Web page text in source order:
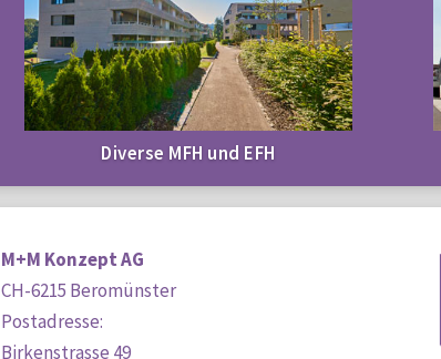
Diverse MFH und EFH
M+M Konzept AG
CH-6215 Beromünster
Postadresse:
Birkenstrasse 49